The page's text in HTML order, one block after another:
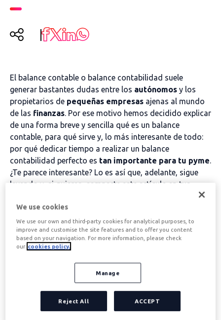
El balance contable o balance contabilidad suele
generar bastantes dudas entre los autónomos y los
propietarios de pequeñas empresas ajenas al mundo
de las finanzas. Por ese motivo hemos decidido explicar
de una forma breve y sencilla qué es un balance
contable, para qué sirve y, lo más interesante de todo:
por qué dedicar tiempo a realizar un balance
contabilidad perfecto es tan importante para tu pyme.
¿Te parece interesante? Lo es así que, adelante, sigue
leyendo y, si quieres, comparte este artículo en tus
Tabla de contenidos
¿Qué es el llamado
balance contabilidad?
Lo primero que tienes que saber para evitar dudas
We use cookies
We use our own and third-party cookies for analytical purposes, to
improve and customise the site features and to offer you content
based on your navigation. For more information, please check
our cookies policy.
Manage
Reject All ACCEPT